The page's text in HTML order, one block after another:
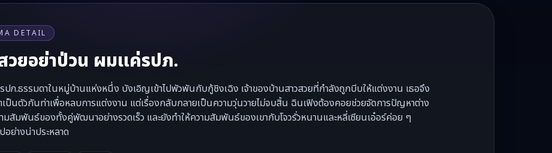
DETAIL
วยอย่าป่วน ผมแค่รปภ.
ปภ.ธรรมดาในหมู่บ้านแห่งหนึ่ง บังเอิญเข้าไปพัวพันกับกู้ชิงเฉิง เจ้าของบ้านสาวสวยที่กำลังถูกบีบให้แต่งงาน เธอจึง
เป็นตัวกันท่าเพื่อหลบการแต่งงาน แต่เรื่องกลับกลายเป็นความวุ่นวายไม่จบสิ้น ฉินเฟิงต้องคอยช่วยจัดการปัญหาต่าง
มสัมพันธ์ของทั้งคู่พัฒนาอย่างรวดเร็ว และยังทำให้ความสัมพันธ์ของเขากับโจวรั่วหนานและหลี่เซียนเอ๋อร์ค่อย ๆ
อย่างน่าประหลาด